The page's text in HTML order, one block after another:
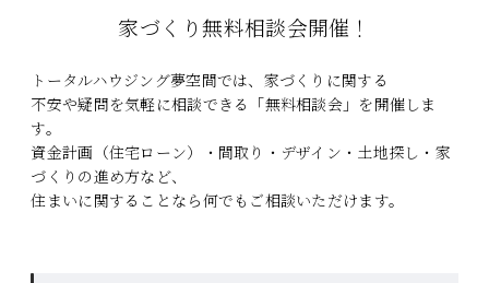
家づくり無料相談会開催！
トータルハウジング夢空間では、家づくりに関する
不安や疑問を気軽に相談できる「無料相談会」を開催しま
す。
資金計画（住宅ローン）・間取り・デザイン・土地探し・家
づくりの進め方など、
住まいに関することなら何でもご相談いただけます。